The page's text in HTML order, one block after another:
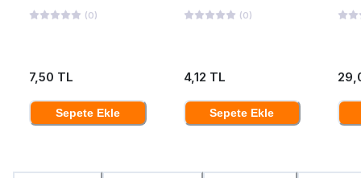
(0)
7,50 TL
Sepete Ekle
(0)
4,12 TL
Sepete Ekle